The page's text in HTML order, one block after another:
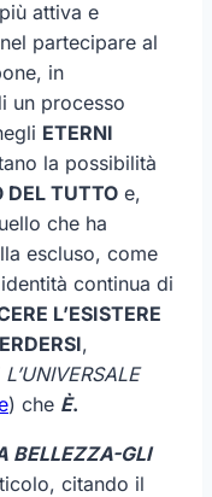
attiva e
partecipare al
in
un processo
ETERNI
la possibilità
DEL TUTTO e,
che ha
escluso, come
continua di
L’ESISTERE
,
L’UNIVERSALE
) che È.
BELLEZZA-GLI
citando il